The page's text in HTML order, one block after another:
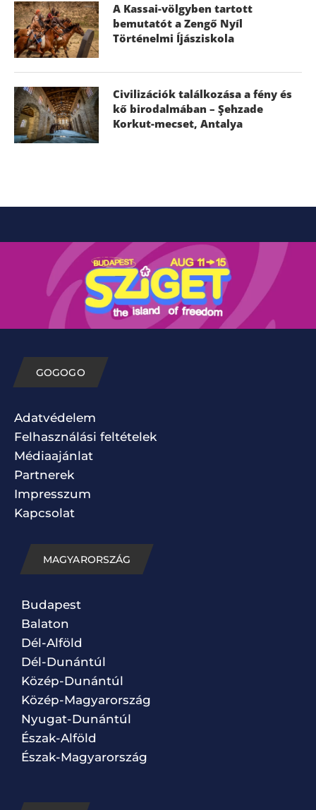
A Kassai-völgyben tartott
bemutatót a Zengő Nyíl
Történelmi Íjásziskola
Civilizációk találkozása a fény és
kő birodalmában – Şehzade
Korkut-mecset, Antalya
GOGOGO
Adatvédelem
Felhasználási feltételek
Médiaajánlat
Partnerek
Impresszum
Kapcsolat
MAGYARORSZÁG
Budapest
Balaton
Dél-Alföld
Dél-Dunántúl
Közép-Dunántúl
Közép-Magyarország
Nyugat-Dunántúl
Észak-Alföld
Észak-Magyarország